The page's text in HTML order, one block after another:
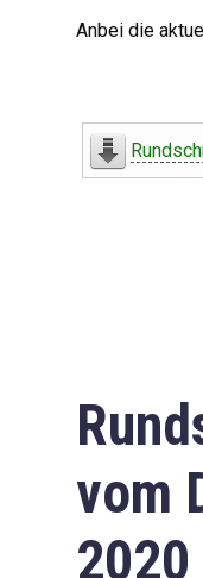
Anbei die
vom
2020